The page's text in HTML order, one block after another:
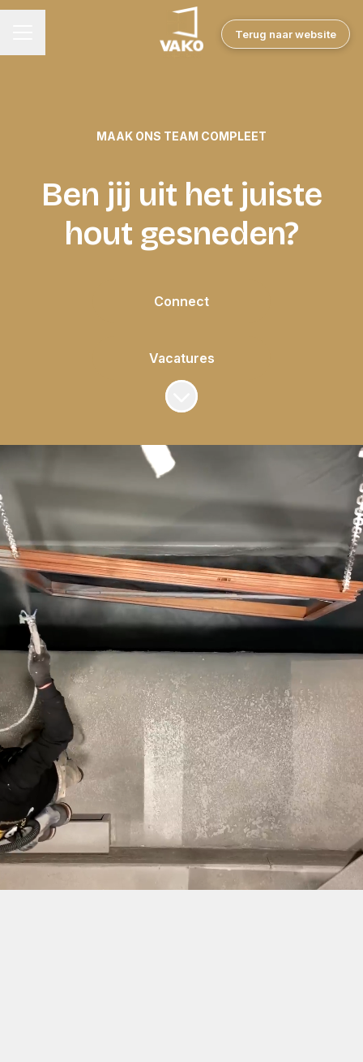
MAAK ONS TEAM COMPLEET
Ben jij uit het juiste
hout gesneden?
Connect
Vacatures
Naar content scrollen
Jouw welzijn, onze
aandacht
Renovatie, nieuwbouw of
houtskeletbouw: wat je ook doet bij Vako
Kozijnentechniek, je komt hier niet alleen
om te werken. Je komt om te bouwen.
Bouwen aan projecten én aan jezelf. En
sterke teams? Die werken hard, maar
lachen nóg harder. Jouw welzijn, onze
aandacht. Aandacht voor wat beter kan.
Mooier kan. Groter kan. Middelmaat. Mooi
niet! Dus de vraag is niet of je hier past.
De vraag is: durf jij mee te bouwen?
Terug naar website